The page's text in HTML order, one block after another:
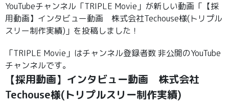
YouTubeチャンネル「TRIPLE Movie」が新しい動画「【採
用動画】インタビュー動画 株式会社Techouse様(トリプル
スリー制作実績)」を投稿しました！
「TRIPLE Movie」はチャンネル登録者数 非公開のYouTube
チャンネルです。
【採用動画】インタビュー動画 株式会社
Techouse様(トリプルスリー制作実績)